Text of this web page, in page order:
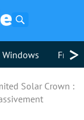
Windows >
Solar Crown :